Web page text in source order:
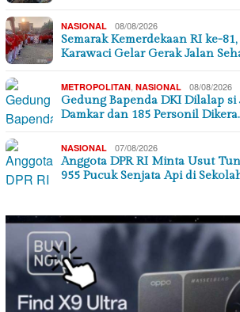
NASIONAL 08/08/2026
Semarak Kemerdekaan RI ke-
Karawaci Gelar Gerak Jalan
METROPOLITAN NASIONAL 08/08/2026
Gedung Bapenda DKI Dilalap si
Damkar dan 185 Personil
NASIONAL 07/08/2026
Anggota DPR RI Minta Usut
955 Pucuk Senjata Api di